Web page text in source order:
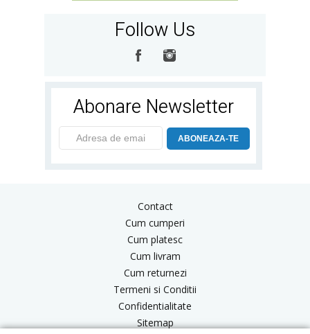
Follow Us
Abonare Newsletter
ABONEAZA-TE
Contact
Cum cumperi
Cum platesc
Cum livram
Cum returnezi
Termeni si Conditii
Confidentialitate
Sitemap